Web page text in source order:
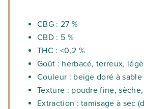
CBG : 27 %
CBD : 5 %
THC : <0,2 %
Goût : herbacé, terreux,
Couleur : beige doré à sable
Texture : poudre fine,
Extraction : tamisage à sec